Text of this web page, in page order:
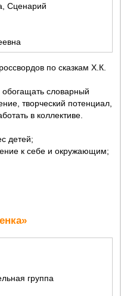
Сценарий
по сказкам Х.К.
обогащать словарный
творческий потенциал,
в коллективе.
детей;
к себе и окружающим;
группа